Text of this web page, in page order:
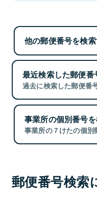
他の郵便番号を検
最近検索した郵便番
過去に検索した郵便番
事業所の個別番号
事業所の７けたの個別
郵便番号検索